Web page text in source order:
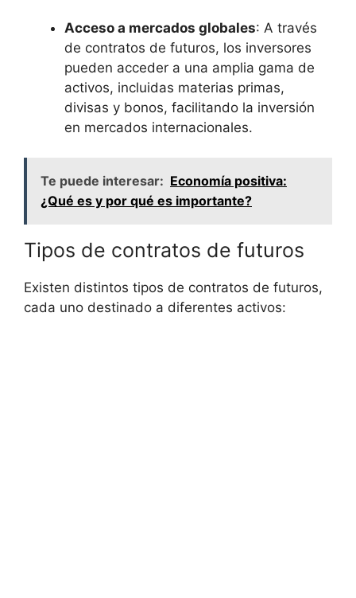
Acceso a mercados globales:‍ A través
⁤de contratos ⁢de‌ futuros, los inversores
pueden acceder a una amplia gama de⁢
activos,⁢ incluidas materias primas,
divisas y bonos, facilitando la ⁤inversión⁣
en mercados internacionales.
Te puede interesar: Economía positiva:
¿Qué es y por qué es importante?
Tipos de contratos de futuros
Existen distintos‌ tipos ⁢de contratos‌ de futuros,
cada ⁢uno destinado a⁣ diferentes activos: